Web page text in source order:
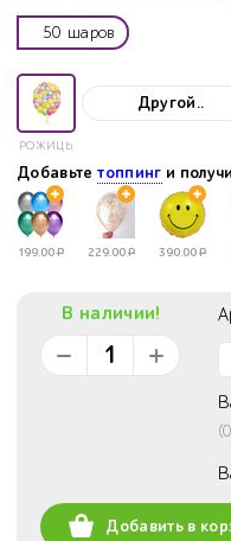
50 шаров
РОЖИЦЫ
Другой..
Добавьтетоппинг и
199.00Р 229.00Р 390.00Р
В наличии!
(0
Добавить в